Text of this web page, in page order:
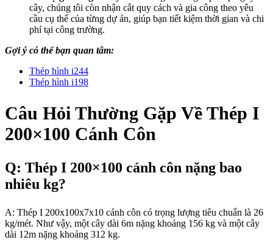
cây, chúng tôi còn nhận cắt quy cách và gia công theo yêu
cầu cụ thể của từng dự án, giúp bạn tiết kiệm thời gian và chi
phí tại công trường.
Gợi ý có thể bạn quan tâm:
Thép hình i244
Thép hình i198
Câu Hỏi Thường Gặp Về Thép I
200×100 Cánh Côn
Q: Thép I 200×100 cánh côn nặng bao
nhiêu kg?
A: Thép I 200x100x7x10 cánh côn có trọng lượng tiêu chuẩn là 26
kg/mét. Như vậy, một cây dài 6m nặng khoảng 156 kg và một cây
dài 12m nặng khoảng 312 kg.